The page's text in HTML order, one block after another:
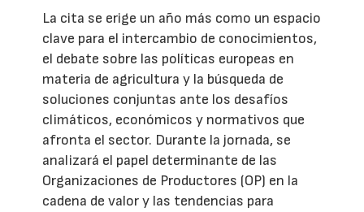
La cita se erige un año más como un espacio
clave para el intercambio de conocimientos,
el debate sobre las políticas europeas en
materia de agricultura y la búsqueda de
soluciones conjuntas ante los desafíos
climáticos, económicos y normativos que
afronta el sector. Durante la jornada, se
analizará el papel determinante de las
Organizaciones de Productores (OP) en la
cadena de valor y las tendencias para